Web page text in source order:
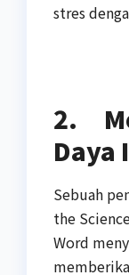
stres
2.
Daya
Sebuah
the
Word